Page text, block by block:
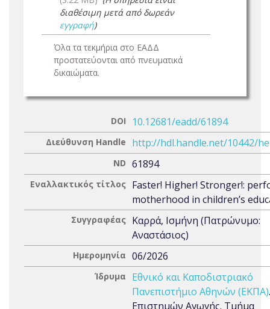
διαθέσιμη μετά από δωρεάν
εγγραφή)
Όλα τα τεκμήρια στο ΕΑΔΔ
προστατεύονται από πνευματικά
δικαιώματα.
DOI 10.12681/eadd/61894
Διεύθυνση Handle http://hdl.handle.net/10442/
ND 61894
Εναλλακτικός τίτλος Faster! Higher! Stronger!:
motherhood in children’s
Συγγραφέας Καρρά, Ισμήνη (Πατρώνυμο:
Αναστάσιος)
Ημερομηνία 06/2026
Ίδρυμα
Εθνικό και Καποδιστριακό
Πανεπιστήμιο Αθηνών (ΕΚΠΑ)
Επιστημών Αγωγής. Τμήμα